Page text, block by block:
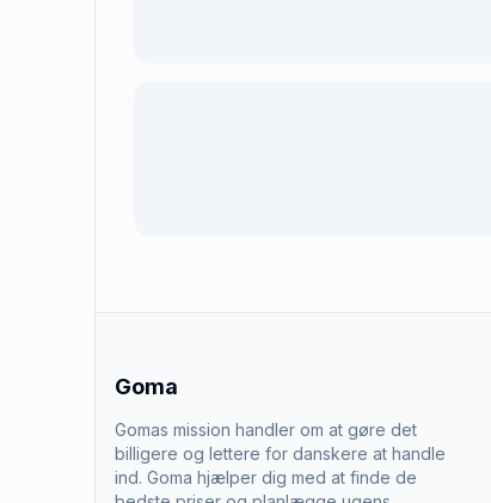
Goma
Gomas mission handler om at gøre det
billigere og lettere for danskere at handle
ind. Goma hjælper dig med at finde de